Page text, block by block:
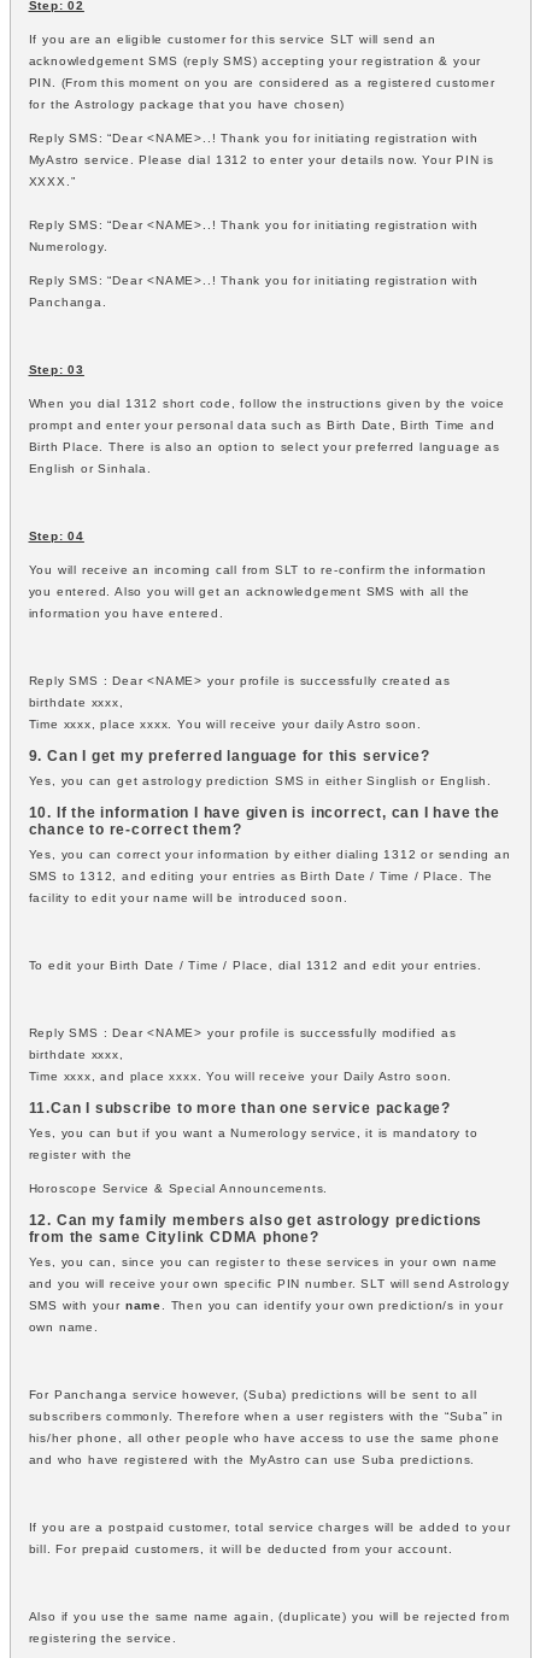
Step: 02
If you are an eligible customer for this service SLT will send an
acknowledgement SMS (reply SMS) accepting your registration & your
PIN. (From this moment on you are considered as a registered customer
for the Astrology package that you have chosen)
Reply SMS: “Dear <NAME>..! Thank you for initiating registration with
MyAstro service. Please dial 1312 to enter your details now. Your PIN is
XXXX.”
Reply SMS: “Dear <NAME>..! Thank you for initiating registration with
Numerology.
Reply SMS: “Dear <NAME>..! Thank you for initiating registration with
Panchanga.
Step: 03
When you dial 1312 short code, follow the instructions given by the voice
prompt and enter your personal data such as Birth Date, Birth Time and
Birth Place. There is also an option to select your preferred language as
English or Sinhala.
Step: 04
You will receive an incoming call from SLT to re-confirm the information
you entered. Also you will get an acknowledgement SMS with all the
information you have entered.
Reply SMS : Dear <NAME> your profile is successfully created as
birthdate xxxx,
Time xxxx, place xxxx. You will receive your daily Astro soon.
9. Can I get my preferred language for this service?
Yes, you can get astrology prediction SMS in either Singlish or English.
10. If the information I have given is incorrect, can I have the
chance to re-correct them?
Yes, you can correct your information by either dialing 1312 or sending an
SMS to 1312, and editing your entries as Birth Date / Time / Place. The
facility to edit your name will be introduced soon.
To edit your Birth Date / Time / Place, dial 1312 and edit your entries.
Reply SMS : Dear <NAME> your profile is successfully modified as
birthdate xxxx,
Time xxxx, and place xxxx. You will receive your Daily Astro soon.
11.Can I subscribe to more than one service package?
Yes, you can but if you want a Numerology service, it is mandatory to
register with the
Horoscope Service & Special Announcements.
12. Can my family members also get astrology predictions
from the same Citylink CDMA phone?
Yes, you can, since you can register to these services in your own name
and you will receive your own specific PIN number. SLT will send Astrology
SMS with your name. Then you can identify your own prediction/s in your
own name.
For Panchanga service however, (Suba) predictions will be sent to all
subscribers commonly. Therefore when a user registers with the “Suba” in
his/her phone, all other people who have access to use the same phone
and who have registered with the MyAstro can use Suba predictions.
If you are a postpaid customer, total service charges will be added to your
bill. For prepaid customers, it will be deducted from your account.
Also if you use the same name again, (duplicate) you will be rejected from
registering the service.